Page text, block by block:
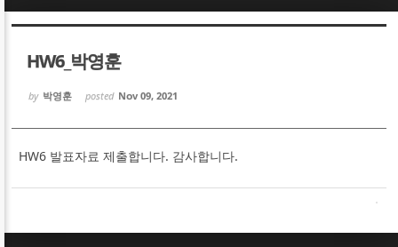
HW6_박영훈
by 박영훈 posted Nov 09, 2021
HW6 발표자료 제출합니다. 감사합니다.
Sketchbook5, 스케치북5
Sketchbook5, 스케치북5
Sketchbook5, 스케치북5
Sketchbook5, 스케치북5